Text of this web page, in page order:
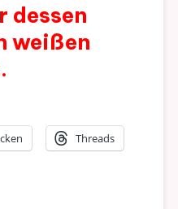
dessen
weißen
Threads